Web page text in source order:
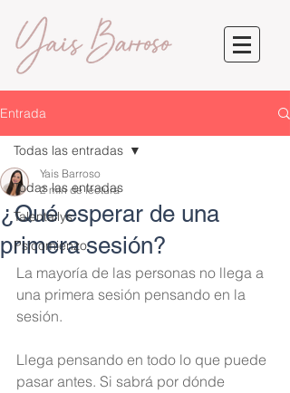
Entrada
Todas las entradas
Talentallys
Psicomienzo
Todas las entradas
¿Qué esperar de una
primera sesión?
Yais Barroso
2 min de lectura
La mayoría de las personas no llega a
una primera sesión pensando en la
sesión.
Llega pensando en todo lo que puede
pasar antes. Si sabrá por dónde